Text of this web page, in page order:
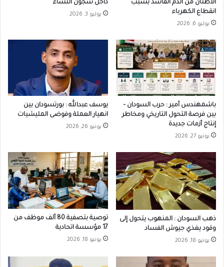
الأطنان من الدم الفاسد بسبب
انقطاع الكهرباء
يوليو 6, 2026
داخل سجون النساء
يوليو 3, 2026
باشمهندس أمير : حرب السودان –
بين فرصة التحول التاريخي ومخاطر
إنتاج أزمات جديدة
يونيو 27, 2026
يوسف عبدالله : بورتسودان بين
انهيار العملة وفوضى المليشيات
يونيو 26, 2026
ذهب السودان : المنهوب يتحول إلى
وقود يغذي جيوش الفساد
يونيو 18, 2026
توصية بتصفية 80 ألف موظف من
17 مؤسسة اتحادية
يونيو 18, 2026